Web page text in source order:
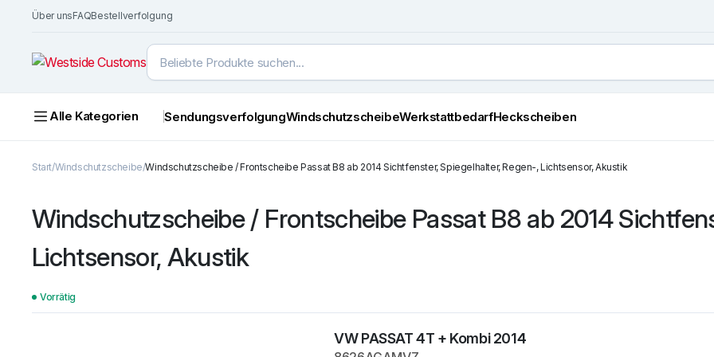
Über unsFAQBestellverfolgung
Alle Kategorien SendungsverfolgungWindschutzscheibeWerkstattbedarfHeckscheiben
Start Windschutzscheibe Windschutzscheibe / Frontscheibe Passat B8 ab 2014 Sichtfenster, Spiegelhalter, Regen-, Lichtsensor, Akustik
Windschutzscheibe / Frontscheibe Passat B8 ab 2014
Lichtsensor, Akustik
Vorrätig
VW PASSAT 4T + Kombi 2014